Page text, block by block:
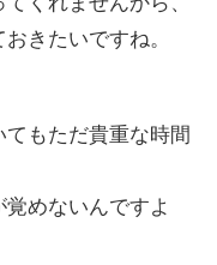
きたいですね。
もただ貴重な時間
めないんですよ